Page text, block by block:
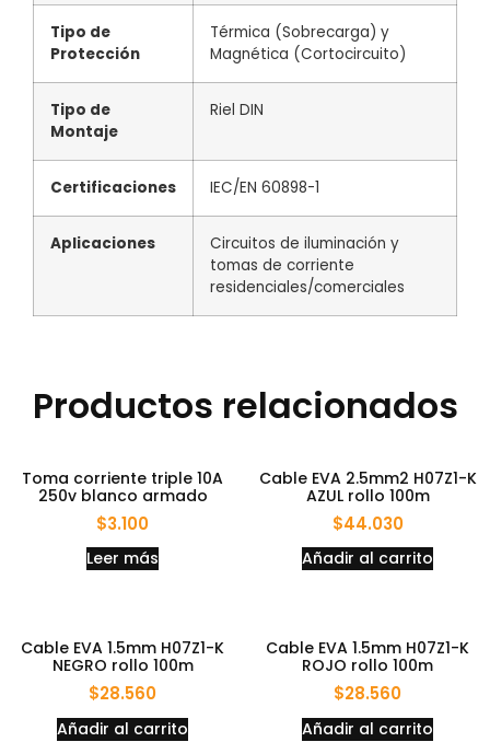
Tipo de
Protección
Térmica (Sobrecarga) y
Magnética (Cortocircuito)
Tipo de
Montaje
Riel DIN
Certificaciones IEC/EN 60898-1
Aplicaciones
Circuitos de iluminación y
tomas de corriente
residenciales/comerciales
Productos relacionados
Toma corriente triple 10A
250v blanco armado
$3.100
Leer más
Cable EVA 2.5mm2 H07Z1-K
AZUL rollo 100m
$44.030
Añadir al carrito
Cable EVA 1.5mm H07Z1-K
NEGRO rollo 100m
$28.560
Añadir al carrito
Cable EVA 1.5mm H07Z1-K
ROJO rollo 100m
$28.560
Añadir al carrito